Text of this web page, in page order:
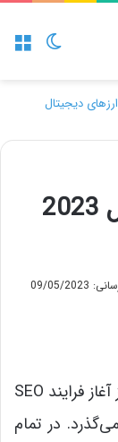
تغییر
معرفی ترندهای سئو در سال 2023
2023
شاید برایتان عجیب و باورنکردنی باشد که از آغاز فرایند SEO
جستجو بیش از 25 سال می‌گذرد. در تمام